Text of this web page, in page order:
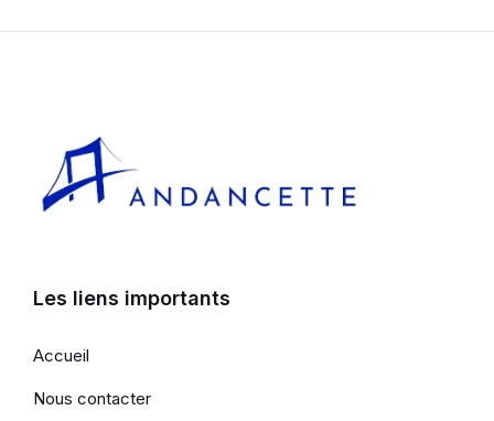
Les liens importants
Accueil
Nous contacter